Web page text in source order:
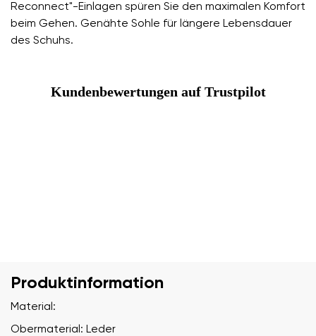
Reconnect"-Einlagen spüren Sie den maximalen Komfort
beim Gehen. Genähte Sohle für längere Lebensdauer
des Schuhs.
Kundenbewertungen auf Trustpilot
Produktinformation
Material:
Obermaterial: Leder